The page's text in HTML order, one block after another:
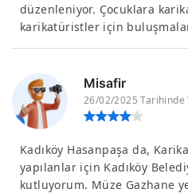
düzenleniyor. Çocuklara
karikatüristler için
Misafir
26/02/2025 Tarihinde
Kadıköy Hasanpaşa da,
yapılanlar için Kadıköy
kutluyorum. Müze Gazhane